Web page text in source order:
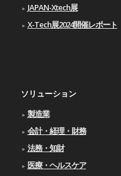
JAPAN-Xtech展
X-Tech展2024開催レポート
ソリューション
製造業
会計・経理・財務
法務・知財
医療・ヘルスケア